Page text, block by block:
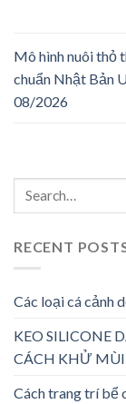
Mô hình nuôi thỏ
chuẩn Nhật Bản
08/2026
RECENT
Các loại cá cảnh
KEO SILICONE
CÁCH KHỬ MÙI
Cách trang trí bể